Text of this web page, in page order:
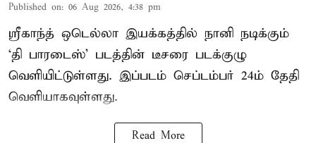
Published on: 06 Aug 2026, 4:38 pm
ஸ்ரீகாந்த் ஒடெல்லா இயக்கத்தில் நானி நடிக்கும்
‘தி பாரடைஸ்’ படத்தின் டீசரை படக்குழு
வெளியிட்டுள்ளது. இப்படம் செப்டம்பர் 24ம் தேதி
வெளியாகவுள்ளது.
Read More